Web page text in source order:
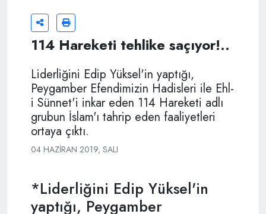
114 Hareketi tehlike saçıyor!..
Liderliğini Edip Yüksel'in yaptığı,
Peygamber Efendimizin Hadisleri ile Ehl-
i Sünnet'i inkar eden 114 Hareketi adlı
grubun İslam'ı tahrip eden faaliyetleri
ortaya çıktı.
04 HAZIRAN 2019, SALI
*Liderliğini Edip Yüksel'in
yaptığı, Peygamber